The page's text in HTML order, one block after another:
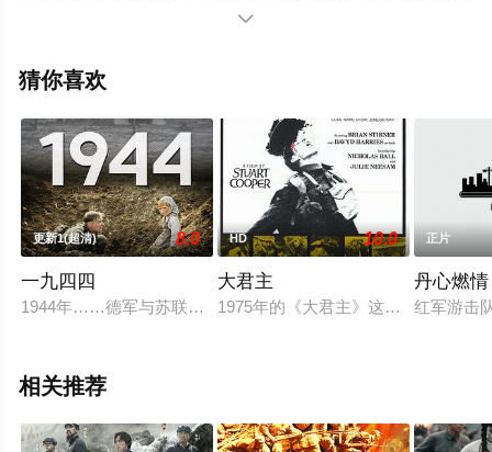
·奎恩,查尔斯·梅尔顿,柯斯莫·贾维斯,基特·康纳,芬恩·本尼特,
蒂内奥,埃文·霍茲曼,亨利·扎格,亚伦·迪金斯,亚历克斯·布罗
删减完整版电影大全就上星辰影视，更多相关信息可移步
至豆瓣电影、电视猫或剧情网等平台了解。

猜你喜欢
更新1(超清) 8.0
一九四四
1944年……德军与苏联列宁格勒方面军为争夺纳尔瓦地峡进行了
HD 10.0
大君主
1975年的《大君主》这部电影正正是
正片
丹心燃情
红军游击
相关推荐